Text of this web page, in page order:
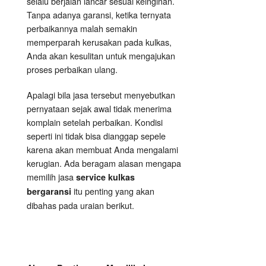
Tanpa adanya garansi, ketika ternyata
perbaikannya malah semakin
memperparah kerusakan pada kulkas,
Anda akan kesulitan untuk mengajukan
proses perbaikan ulang.
Apalagi bila jasa tersebut menyebutkan
pernyataan sejak awal tidak menerima
komplain setelah perbaikan. Kondisi
seperti ini tidak bisa dianggap sepele
karena akan membuat Anda mengalami
kerugian. Ada beragam alasan mengapa
memilih jasa service kulkas
bergaransi itu penting yang akan
dibahas pada uraian berikut.